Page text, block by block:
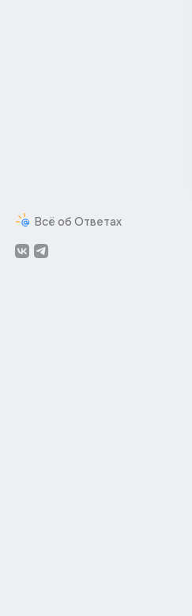
Всё об Ответах